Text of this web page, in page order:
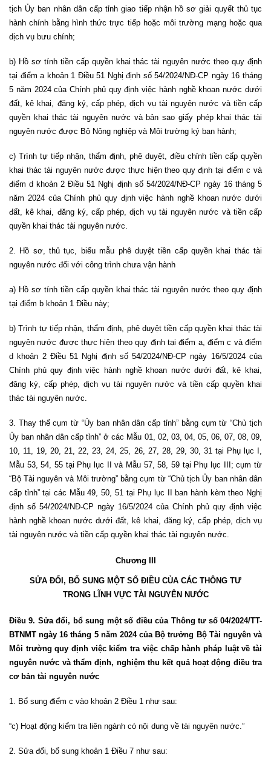
tịch Ủy ban nhân dân cấp tỉnh giao tiếp nhận hồ sơ giải quyết thủ tục
hành chính bằng hình thức trực tiếp hoặc môi trường mạng hoặc qua
dịch vụ bưu chính;
b) Hồ sơ tính tiền cấp quyền khai thác tài nguyên nước theo quy định
tại điểm a khoản 1 Điều 51 Nghị định số 54/2024/NĐ-CP ngày 16 tháng
5 năm 2024 của Chính phủ quy định việc hành nghề khoan nước dưới
đất, kê khai, đăng ký, cấp phép, dịch vụ tài nguyên nước và tiền cấp
quyền khai thác tài nguyên nước và bản sao giấy phép khai thác tài
nguyên nước được Bộ Nông nghiệp và Môi trường ký ban hành;
c) Trình tự tiếp nhận, thẩm định, phê duyệt, điều chỉnh tiền cấp quyền
khai thác tài nguyên nước được thực hiện theo quy định tại điểm c và
điểm d khoản 2 Điều 51 Nghị định số 54/2024/NĐ-CP ngày 16 tháng 5
năm 2024 của Chính phủ quy định việc hành nghề khoan nước dưới
đất, kê khai, đăng ký, cấp phép, dịch vụ tài nguyên nước và tiền cấp
quyền khai thác tài nguyên nước.
2. Hồ sơ, thủ tục, biểu mẫu phê duyệt tiền cấp quyền khai thác tài
nguyên nước đối với công trình chưa vận hành
a) Hồ sơ tính tiền cấp quyền khai thác tài nguyên nước theo quy định
tại điểm b khoản 1 Điều này;
b) Trình tự tiếp nhận, thẩm định, phê duyệt tiền cấp quyền khai thác tài
nguyên nước được thực hiện theo quy định tại điểm a, điểm c và điểm
d khoản 2 Điều 51 Nghị định số 54/2024/NĐ-CP ngày 16/5/2024 của
Chính phủ quy định việc hành nghề khoan nước dưới đất, kê khai,
đăng ký, cấp phép, dịch vụ tài nguyên nước và tiền cấp quyền khai
thác tài nguyên nước.
3. Thay thế cụm từ “Ủy ban nhân dân cấp tỉnh” bằng cụm từ “Chủ tịch
Ủy ban nhân dân cấp tỉnh” ở các Mẫu 01, 02, 03, 04, 05, 06, 07, 08, 09,
10, 11, 19, 20, 21, 22, 23, 24, 25, 26, 27, 28, 29, 30, 31 tại Phụ lục I,
Mẫu 53, 54, 55 tại Phụ lục II và Mẫu 57, 58, 59 tại Phụ lục III; cụm từ
“Bộ Tài nguyên và Môi trường” bằng cụm từ “Chủ tịch Ủy ban nhân dân
cấp tỉnh” tại các Mẫu 49, 50, 51 tại Phụ lục II ban hành kèm theo Nghị
định số 54/2024/NĐ-CP ngày 16/5/2024 của Chính phủ quy định việc
hành nghề khoan nước dưới đất, kê khai, đăng ký, cấp phép, dịch vụ
tài nguyên nước và tiền cấp quyền khai thác tài nguyên nước.
Chương III
SỬA ĐỔI, BỔ SUNG MỘT SỐ ĐIỀU CỦA CÁC THÔNG TƯ
TRONG LĨNH VỰC TÀI NGUYÊN NƯỚC
Điều 9. Sửa đổi, bổ sung một số điều của Thông tư số 04/2024/TT-
BTNMT ngày 16 tháng 5 năm 2024 của Bộ trưởng Bộ Tài nguyên và
Môi trường quy định việc kiểm tra việc chấp hành pháp luật về tài
nguyên nước và thẩm định, nghiệm thu kết quả hoạt động điều tra
cơ bản tài nguyên nước
1. Bổ sung điểm c vào khoản 2 Điều 1 như sau:
“c) Hoạt động kiểm tra liên ngành có nội dung về tài nguyên nước.”
2. Sửa đổi, bổ sung khoản 1 Điều 7 như sau: